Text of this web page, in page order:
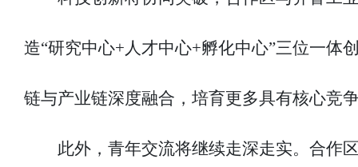
造“研究中心+人才中心+孵化中心”三位一体
链与产业链深度融合，培育更多具有核心竞
此外，青年交流将继续走深走实。合作